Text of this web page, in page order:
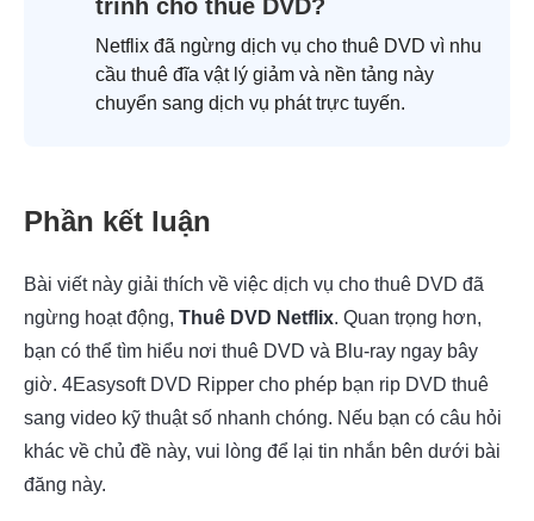
trình cho thuê DVD?
Netflix đã ngừng dịch vụ cho thuê DVD vì nhu
cầu thuê đĩa vật lý giảm và nền tảng này
chuyển sang dịch vụ phát trực tuyến.
Phần kết luận
Bài viết này giải thích về việc dịch vụ cho thuê DVD đã
ngừng hoạt động, Thuê DVD Netflix. Quan trọng hơn,
bạn có thể tìm hiểu nơi thuê DVD và Blu-ray ngay bây
giờ. 4Easysoft DVD Ripper cho phép bạn rip DVD thuê
sang video kỹ thuật số nhanh chóng. Nếu bạn có câu hỏi
khác về chủ đề này, vui lòng để lại tin nhắn bên dưới bài
đăng này.